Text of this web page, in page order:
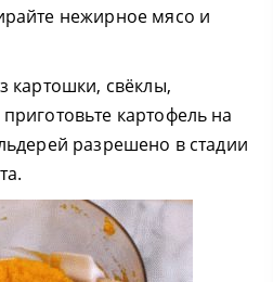
нежирное мясо и
картошки, свёклы,
картофель на
разрешено в стадии